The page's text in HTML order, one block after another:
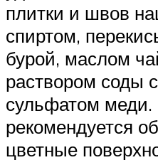
плитки и швов
спиртом,
бурой, маслом
раствором соды
сульфатом
рекомендуется
цветные